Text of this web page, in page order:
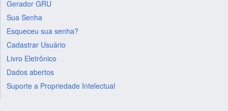
Gerador GRU
Sua Senha
Esqueceu sua senha?
Cadastrar Usuário
Livro Eletrônico
Dados abertos
Suporte a Propriedade Intelectual